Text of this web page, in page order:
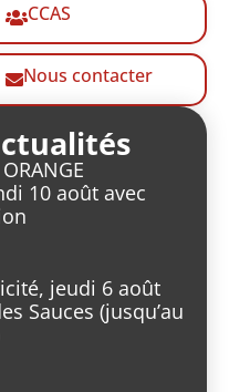
CCAS
Nous contacter
10 août avec
jeudi 6 août
Sauces (jusqu’au